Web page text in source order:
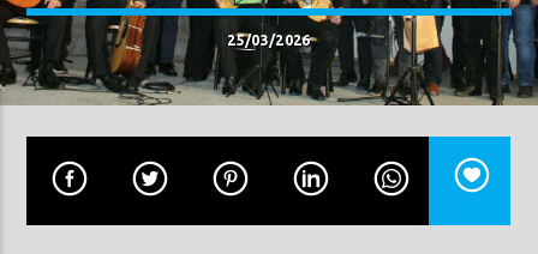
Prisma Radio 90,2
25/03/2026